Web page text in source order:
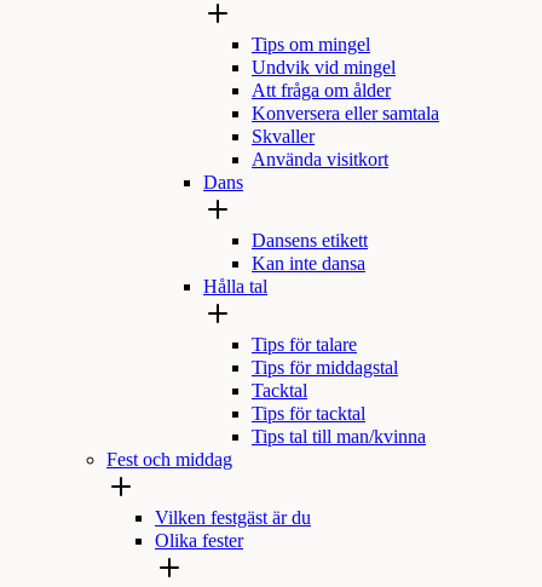
Tips om mingel
Undvik vid mingel
Att fråga om ålder
Konversera eller samtala
Skvaller
Använda visitkort
Dans
Dansens etikett
Kan inte dansa
Hålla tal
Tips för talare
Tips för middagstal
Tacktal
Tips för tacktal
Tips tal till man/kvinna
Fest och middag
Vilken festgäst är du
Olika fester